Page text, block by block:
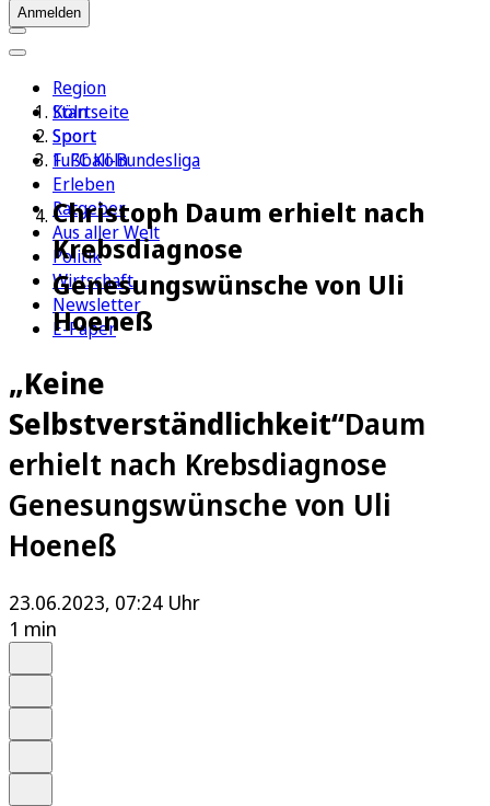
Anmelden
Region
Köln
Sport
1. FC Köln
Erleben
Ratgeber
Aus aller Welt
Politik
Wirtschaft
Newsletter
E-Paper
Startseite
Sport
Fußball-Bundesliga
Christoph Daum erhielt nach
Krebsdiagnose
Genesungswünsche von Uli
Hoeneß
„Keine
Selbstverständlichkeit“Daum
erhielt nach Krebsdiagnose
Genesungswünsche von Uli
Hoeneß
23.06.2023, 07:24 Uhr
1 min